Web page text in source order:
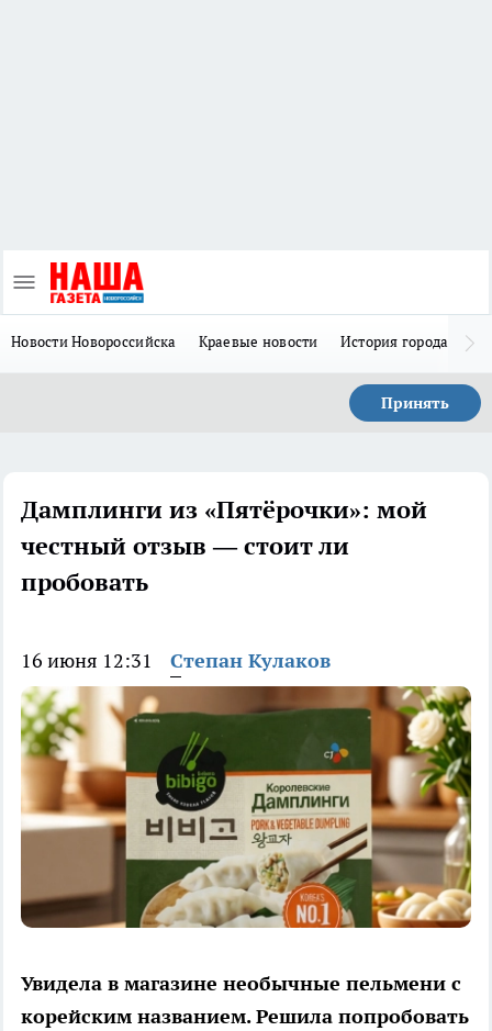
Новости Новороссийска Краевые новости История города Н
Принять
Дамплинги из «Пятёрочки»: мой
честный отзыв — стоит ли
пробовать
16 июня 12:31 Степан Кулаков
Увидела в магазине необычные пельмени с
корейским названием. Решила попробовать